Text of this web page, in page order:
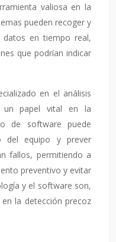
valiosa en la
pueden recoger y
datos en tiempo real,
que podrían indicar
en el análisis
un papel vital en la
de software puede
del equipo y prever
fallos, permitiendo a
preventivo y evitar
y el software son,
la detección precoz